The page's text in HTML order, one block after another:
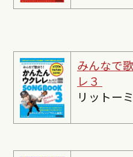
みんなで
レ３
リットー